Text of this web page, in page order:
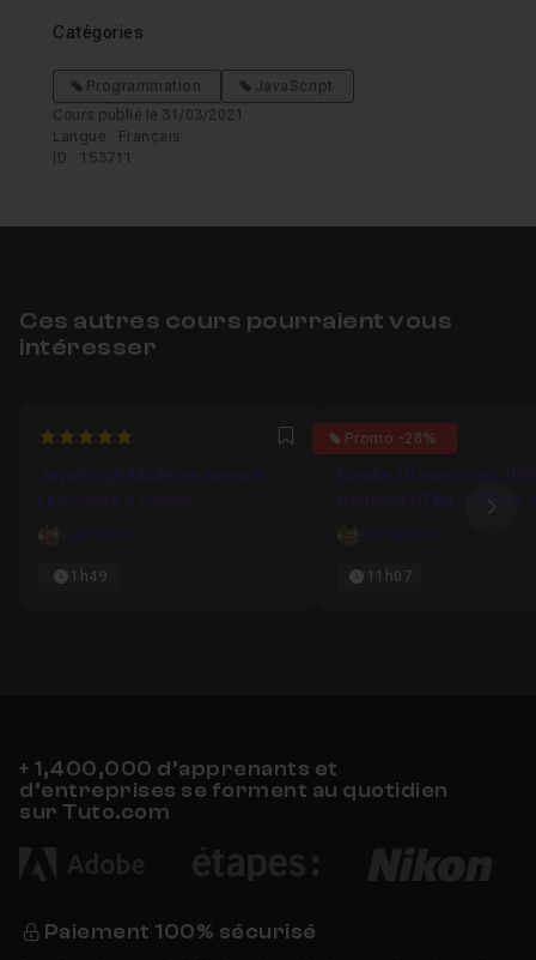
Catégories
Programmation
JavaScript
Cours publié le 31/03/2021
Langue : Français
ID : 153711
Ces autres cours pourraient vous
intéresser
5 Favori
JavaScript Moderne avancé -
Les cases à cocher
Carl Brison
1h49
Promo -28%
5
Bundle 10 exercices
frontend HTML, CSS et
Carl Brison
11h07
+ 1,400,000 d’apprenants et
d’entreprises se forment au quotidien
sur Tuto.com
Paiement 100% sécurisé